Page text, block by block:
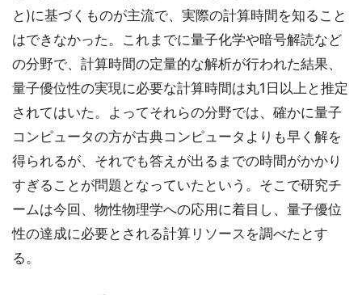
と)に基づくものが主流で、実際の計算時間を知ること
はできなかった。これまでに量子化学や暗号解読など
の分野で、計算時間の定量的な解析が行われた結果、
量子優位性の実現に必要な計算時間は丸1日以上と推定
されてはいた。よってそれらの分野では、確かに量子
コンピュータの方が古典コンピュータよりも早く解を
得られるが、それでも答えが出るまでの時間がかかり
すぎることが問題となっていたという。そこで研究チ
ームは今回、物性物理学への応用に着目し、量子優位
性の達成に必要とされる計算リソースを調べたとす
る。